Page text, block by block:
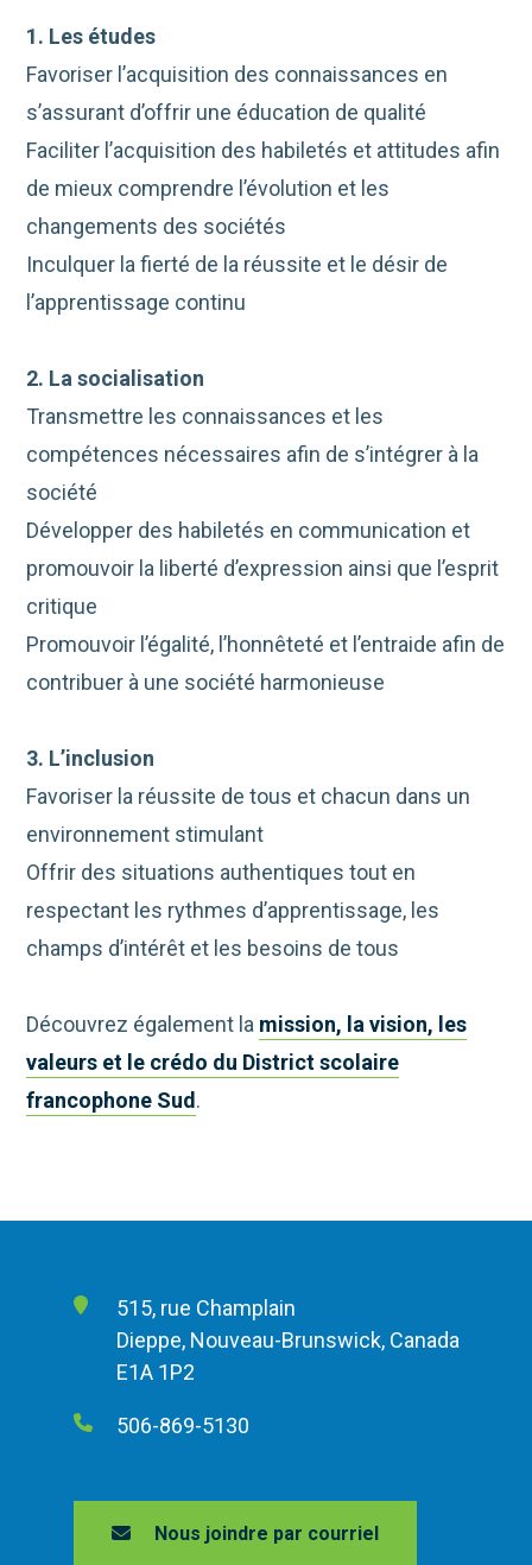
1. Les études
Favoriser l’acquisition des connaissances en
s’assurant d’offrir une éducation de qualité
Faciliter l’acquisition des habiletés et attitudes afin
de mieux comprendre l’évolution et les
changements des sociétés
Inculquer la fierté de la réussite et le désir de
l’apprentissage continu
2. La socialisation
Transmettre les connaissances et les
compétences nécessaires afin de s’intégrer à la
société
Développer des habiletés en communication et
promouvoir la liberté d’expression ainsi que l’esprit
critique
Promouvoir l’égalité, l’honnêteté et l’entraide afin de
contribuer à une société harmonieuse
3. L’inclusion
Favoriser la réussite de tous et chacun dans un
environnement stimulant
Offrir des situations authentiques tout en
respectant les rythmes d’apprentissage, les
champs d’intérêt et les besoins de tous
Découvrez également la mission, la vision, les
valeurs et le crédo du District scolaire
francophone Sud.
515, rue Champlain
Dieppe, Nouveau-Brunswick, Canada
E1A 1P2
506-869-5130
Nous joindre par courriel